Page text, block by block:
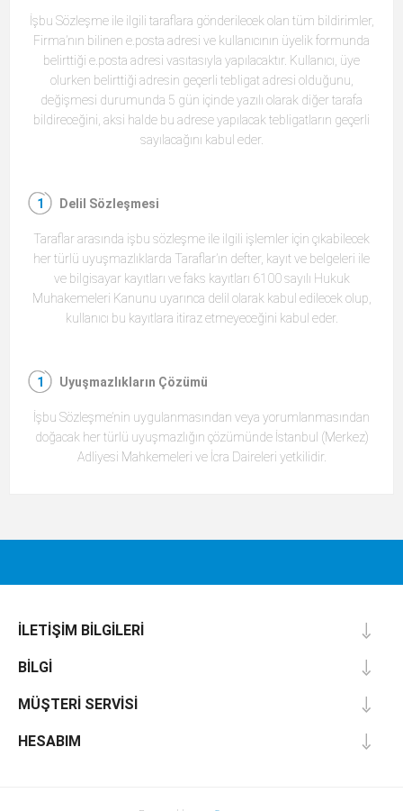
İşbu Sözleşme ile ilgili taraflara gönderilecek olan tüm bildirimler,
Firma’nın bilinen e.posta adresi ve kullanıcının üyelik formunda
belirttiği e.posta adresi vasıtasıyla yapılacaktır. Kullanıcı, üye
olurken belirttiği adresin geçerli tebligat adresi olduğunu,
değişmesi durumunda 5 gün içinde yazılı olarak diğer tarafa
bildireceğini, aksi halde bu adrese yapılacak tebligatların geçerli
sayılacağını kabul eder.
Delil Sözleşmesi
Taraflar arasında işbu sözleşme ile ilgili işlemler için çıkabilecek
her türlü uyuşmazlıklarda Taraflar’ın defter, kayıt ve belgeleri ile
ve bilgisayar kayıtları ve faks kayıtları 6100 sayılı Hukuk
Muhakemeleri Kanunu uyarınca delil olarak kabul edilecek olup,
kullanıcı bu kayıtlara itiraz etmeyeceğini kabul eder.
Uyuşmazlıkların Çözümü
İşbu Sözleşme’nin uygulanmasından veya yorumlanmasından
doğacak her türlü uyuşmazlığın çözümünde İstanbul (Merkez)
Adliyesi Mahkemeleri ve İcra Daireleri yetkilidir.
İLETIŞIM BILGILERI
BILGI
MÜŞTERI SERVISI
HESABIM